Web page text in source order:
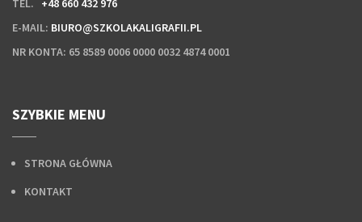
TEL. +48 660 432 976
E-MAIL: BIURO@SZKOLAKALIGRAFII.PL
NR KONTA: 65 8589 0006 0000 0032 4874 0001
SZYBKIE MENU
STRONA GŁÓWNA
KONTAKT